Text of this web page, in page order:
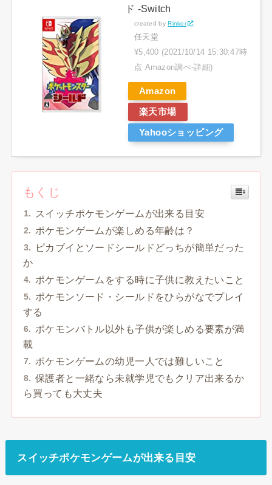
ド -Switch
created byRinker
任天堂
¥5,400 (2021/10/14 15:30:47時
点 Amazon調べ-詳細)
Amazon
楽天市場
Yahooショッピング
もくじ
スイッチポケモンゲームが出来る目安
ポケモンゲームが楽しめる年齢は？
ピカブイとソードシールドどっちが簡単だった
か
ポケモンゲームをする時に子供に教えたいこと
ポケモンソード・シールドをひらがなでプレイ
する
ポケモンバトル以外も子供が楽しめる要素が満
載
ポケモンゲームの幼児一人では難しいこと
保護者と一緒なら未就学児でもクリア出来るか
ら買っても大丈夫
スイッチポケモンゲームが出来る目安